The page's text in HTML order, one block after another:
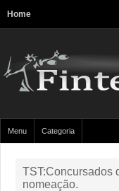
Home
Menu Categoria
TST:Concursados
nomeação.